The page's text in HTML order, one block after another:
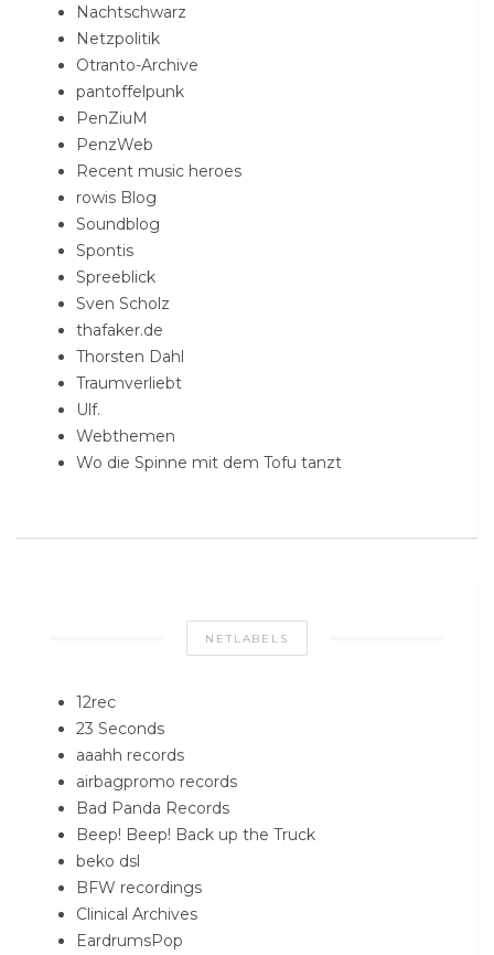
Nachtschwarz
Netzpolitik
Otranto-Archive
pantoffelpunk
PenZiuM
PenzWeb
Recent music heroes
rowis Blog
Soundblog
Spontis
Spreeblick
Sven Scholz
thafaker.de
Thorsten Dahl
Traumverliebt
Ulf.
Webthemen
Wo die Spinne mit dem Tofu tanzt
NETLABELS
12rec
23 Seconds
aaahh records
airbagpromo records
Bad Panda Records
Beep! Beep! Back up the Truck
beko dsl
BFW recordings
Clinical Archives
EardrumsPop